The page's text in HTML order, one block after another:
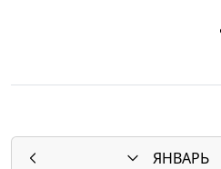
ЯНВАРЬ